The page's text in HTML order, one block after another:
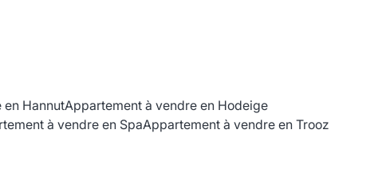
HannutAppartement à vendre en Hodeige
à vendre en SpaAppartement à vendre en Trooz